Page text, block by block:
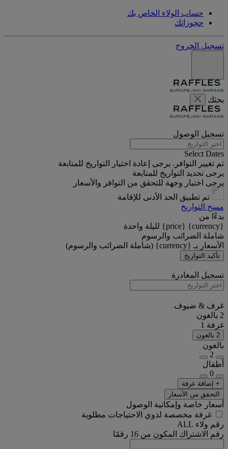
حساب الولاء الخاص بك
حجوزاتك
تسجيل الخروج
بحثك
تسجيل الوصول
Select Dates
تم تغيير التوافر. يرجى إعادة اختيار التواريخ للمتابعة
يرجى تحديد التواريخ للمتابعة
يرجى اختيار وجهة للتحقق من التوافر والأسعار
تم تطبيق الحد الأدنى للإقامة
مسح التواريخ
بدءًا من
{currency} {price} لليلة واحدة
شاملة الضرائب والرسوم
الأسعار بـ {currency} (شاملة الضرائب والرسوم)
تأكيد التواريخ
تسجيل المغادرة
غرف & ضيوف
2 بالغون
غرفة 1
2 بالغون
بالغون
2
أطفال
0
+ إضافة غرفة
التحقق من الأسعار
أسعار خاصة وإمكانية الوصول
غرفة مخصصة لذوي الاحتياجات مطلوبة
رقم ولاء ALL
رقم الاشتراك المكون من 16 رقمًا